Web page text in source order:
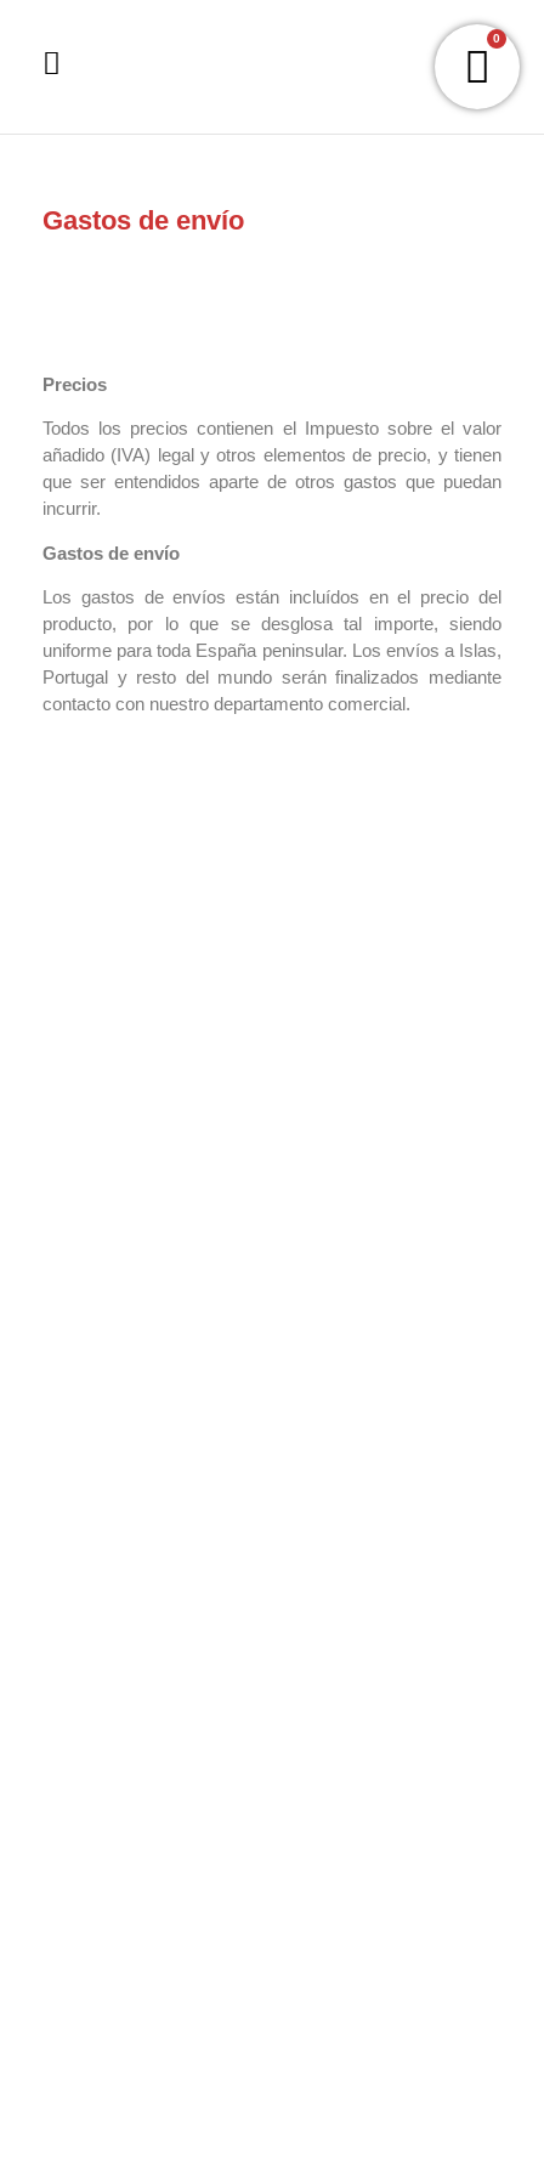
0
Gastos de envío
Precios
Todos los precios contienen el Impuesto sobre el valor
añadido (IVA) legal y otros elementos de precio, y tienen
que ser entendidos aparte de otros gastos que puedan
incurrir.
Gastos de envío
Los gastos de envíos están incluídos en el precio del
producto, por lo que se desglosa tal importe, siendo
uniforme para toda España peninsular. Los envíos a Islas,
Portugal y resto del mundo serán finalizados mediante
contacto con nuestro departamento comercial.